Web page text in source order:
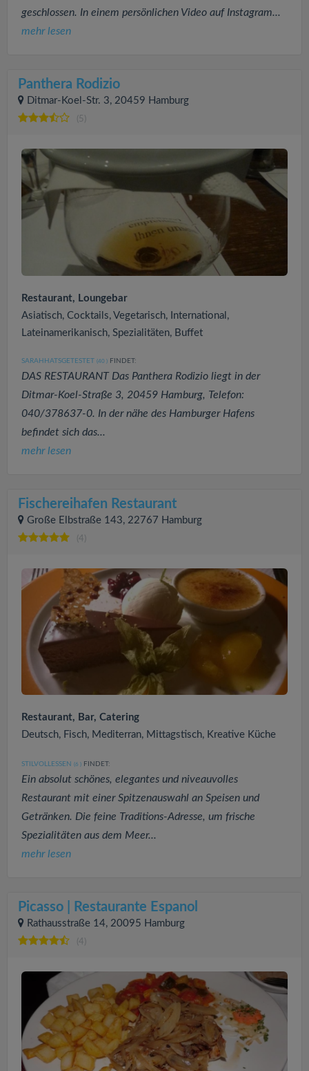
geschlossen. In einem persönlichen Video auf Instagram...
mehr lesen
Panthera Rodizio
Ditmar-Koel-Str. 3, 20459 Hamburg
(5)
Restaurant, Loungebar
Asiatisch, Cocktails, Vegetarisch, International,
Lateinamerikanisch, Spezialitäten, Buffet
SARAHHATSGETESTET (40 ) FINDET:
DAS RESTAURANT Das Panthera Rodizio liegt in der
Ditmar-Koel-Straße 3, 20459 Hamburg, Telefon:
040/378637-0. In der nähe des Hamburger Hafens
befindet sich das...
mehr lesen
Fischereihafen Restaurant
Große Elbstraße 143, 22767 Hamburg
(4)
Restaurant, Bar, Catering
Deutsch, Fisch, Mediterran, Mittagstisch, Kreative Küche
STILVOLLESSEN (6 ) FINDET:
Ein absolut schönes, elegantes und niveauvolles
Restaurant mit einer Spitzenauswahl an Speisen und
Getränken. Die feine Traditions-Adresse, um frische
Spezialitäten aus dem Meer...
mehr lesen
Picasso | Restaurante Espanol
Rathausstraße 14, 20095 Hamburg
(4)